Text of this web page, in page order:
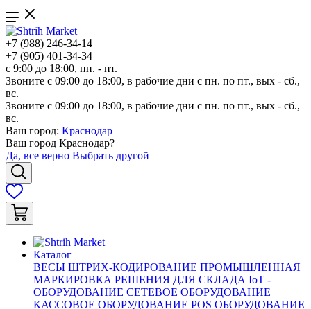
+7 (988) 246-34-14
+7 (905) 401-34-34
с 9:00 до 18:00, пн. - пт.
Звоните с 09:00 до 18:00, в рабочие дни с пн. по пт., вых - сб.,
вс.
Звоните с 09:00 до 18:00, в рабочие дни с пн. по пт., вых - сб.,
вс.
Ваш город: Краснодар
Ваш город Краснодар?
Да, все верно Выбрать другой
Каталог
ВЕСЫ ШТРИХ-КОДИРОВАНИЕ ПРОМЫШЛЕННАЯ
МАРКИРОВКА РЕШЕНИЯ ДЛЯ СКЛАДА IoT -
ОБОРУДОВАНИЕ СЕТЕВОЕ ОБОРУДОВАНИЕ
КАССОВОЕ ОБОРУДОВАНИЕ POS ОБОРУДОВАНИЕ